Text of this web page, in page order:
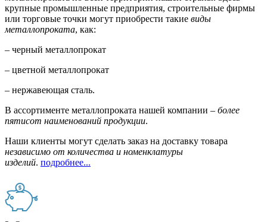
крупные промышленные предприятия, строительные фирмы
или торговые точки могут приобрести такие виды
металлопроката, как:
– черный металлопрокат
– цветной металлопрокат
– нержавеющая сталь.
В ассортименте металлопроката нашей компании – более
пятисот наименований продукции.
Наши клиенты могут сделать заказ на доставку товара
независимо от количества и номенклатуры
изделий. подробнее...